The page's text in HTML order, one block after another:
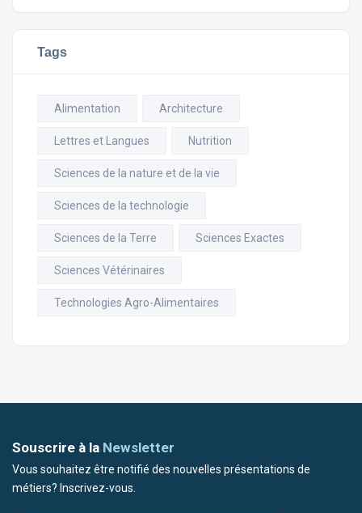
Tags
Alimentation Architecture
Lettres et Langues Nutrition
Sciences de la nature et de la vie
Sciences de la technologie
Sciences de la Terre Sciences Exactes
Sciences Vétérinaires
Technologies Agro-Alimentaires
Souscrire à la Newsletter
Vous souhaitez être notifié des nouvelles présentations de
métiers? Inscrivez-vous.